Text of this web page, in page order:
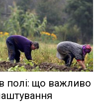
полі: що важливо